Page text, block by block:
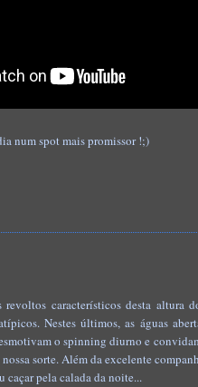
num spot mais promissor !;)
característicos desta altura
Nestes últimos, as águas
o spinning diurno e
sorte. Além da excelente
caçar pela calada da noite...